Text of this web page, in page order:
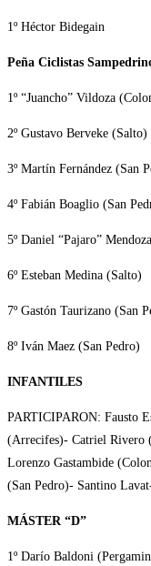
1º Héctor Bidegain
Peña Ciclistas
1º “Juancho” Vildoza
2º Gustavo Berveke (Salto)
3º Martín Fernández (San
4º Fabián Boaglio (San
5º Daniel “Pajaro”
6º Esteban Medina (Salto)
7º Gastón Taurizano (San
8º Iván Maez (San Pedro)
INFANTILES
PARTICIPARON: Fausto
(Arrecifes)- Catriel Rivero
Lorenzo Gastambide
(San Pedro)- Santino
MÁSTER “D”
1º Darío Baldoni